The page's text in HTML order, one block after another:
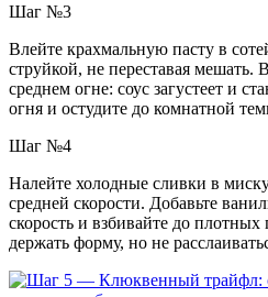
Шаг №3
Влейте крахмальную пасту в
струйкой, не переставая мешать.
среднем огне: соус загустеет и
огня и остудите до комнатной
Шаг №4
Налейте холодные сливки в
средней скорости. Добавьте
скорость и взбивайте до
держать форму, но не